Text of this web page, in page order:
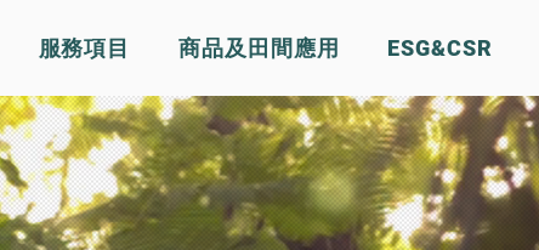
服務項目 商品及田間應用 ESG&CSR